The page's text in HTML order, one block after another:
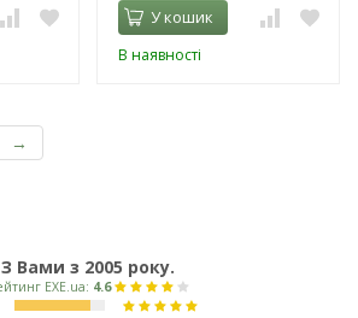
У кошик
В наявності
→
З Вами з 2005 року.